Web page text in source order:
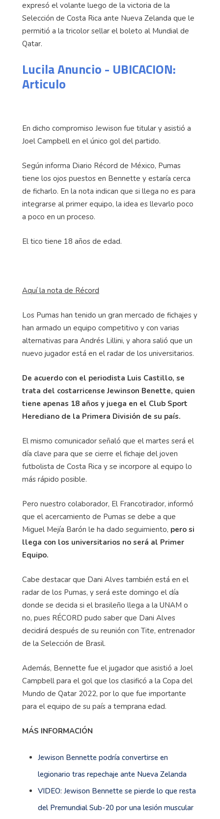
expresó el volante luego de la victoria de la
Selección de Costa Rica ante Nueva Zelanda que le
permitió a la tricolor sellar el boleto al Mundial de
Qatar.
Lucila Anuncio - UBICACION:
Articulo
En dicho compromiso Jewison fue titular y asistió a
Joel Campbell en el único gol del partido.
Según informa Diario Récord de México, Pumas
tiene los ojos puestos en Bennette y estaría cerca
de ficharlo. En la nota indican que si llega no es para
integrarse al primer equipo, la idea es llevarlo poco
a poco en un proceso.
El tico tiene 18 años de edad.
Aquí la nota de Récord
Los Pumas han tenido un gran mercado de fichajes y
han armado un equipo competitivo y con varias
alternativas para Andrés Lillini, y ahora salió que un
nuevo jugador está en el radar de los universitarios.
De acuerdo con el periodista Luis Castillo, se
trata del costarricense Jewinson Benette, quien
tiene apenas 18 años y juega en el Club Sport
Herediano de la Primera División de su país.
El mismo comunicador señaló que el martes será el
día clave para que se cierre el fichaje del joven
futbolista de Costa Rica y se incorpore al equipo lo
más rápido posible.
Pero nuestro colaborador, El Francotirador, informó
que el acercamiento de Pumas se debe a que
Miguel Mejía Barón le ha dado seguimiento, pero si
llega con los universitarios no será al Primer
Equipo.
Cabe destacar que Dani Alves también está en el
radar de los Pumas, y será este domingo el día
donde se decida si el brasileño llega a la UNAM o
no, pues RÉCORD pudo saber que Dani Alves
decidirá después de su reunión con Tite, entrenador
de la Selección de Brasil.
Además, Bennette fue el jugador que asistió a Joel
Campbell para el gol que los clasificó a la Copa del
Mundo de Qatar 2022, por lo que fue importante
para el equipo de su país a temprana edad.
MÁS INFORMACIÓN
Jewison Bennette podría convertirse en
legionario tras repechaje ante Nueva Zelanda
VIDEO: Jewison Bennette se pierde lo que resta
del Premundial Sub-20 por una lesión muscular